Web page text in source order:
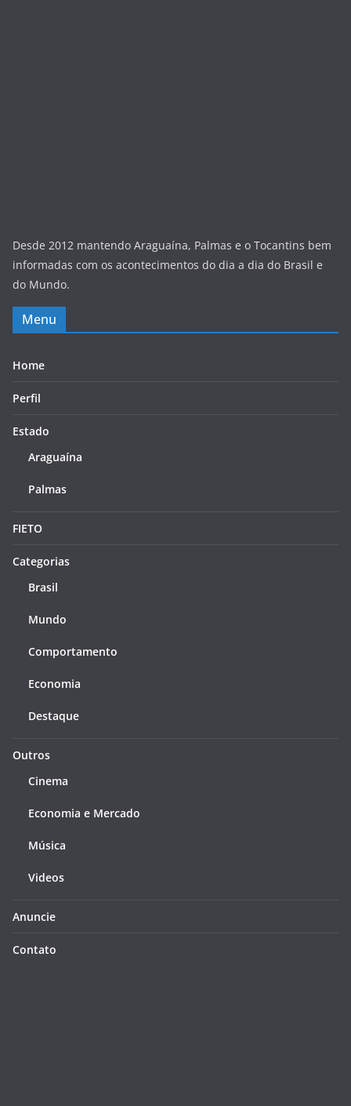
Desde 2012 mantendo Araguaína, Palmas e o Tocantins bem
informadas com os acontecimentos do dia a dia do Brasil e
do Mundo.
Menu
Home
Perfil
Estado
Araguaína
Palmas
FIETO
Categorias
Brasil
Mundo
Comportamento
Economia
Destaque
Outros
Cinema
Economia e Mercado
Música
Videos
Anuncie
Contato